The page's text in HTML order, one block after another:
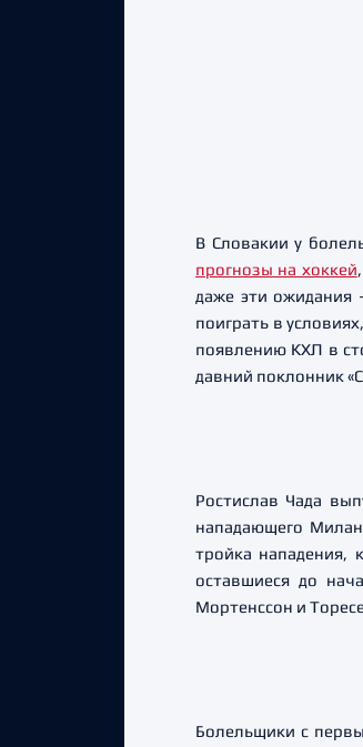
В Словакии у
прогнозы на хоккей
даже эти ожидания
поиграть в
появлению КХЛ в
давний поклонник
Ростислав Чада
нападающего
тройка нападения,
оставшиеся до
Мортенссон и
Болельщики с